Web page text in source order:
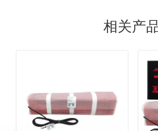
相关产